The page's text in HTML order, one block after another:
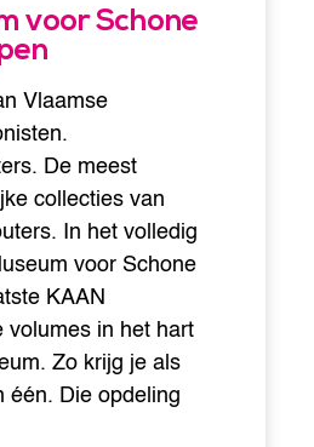
voor Schone
Vlaamse
De meest
collecties van
In het volledig
voor Schone
KAAN
in het hart
Zo krijg je als
één. Die opdeling